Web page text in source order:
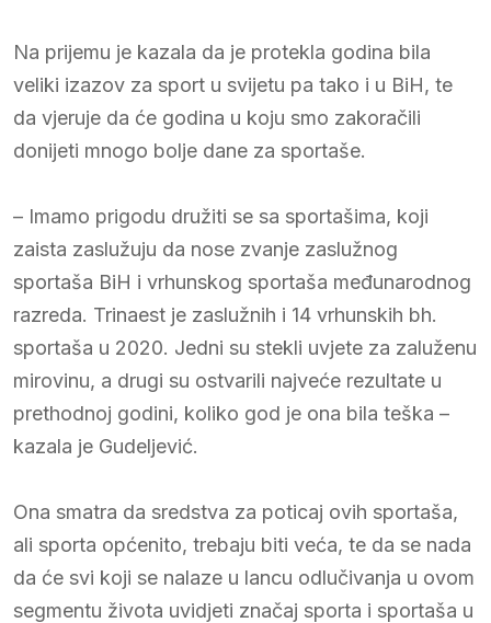
Na prijemu je kazala da je protekla godina bila
veliki izazov za sport u svijetu pa tako i u BiH, te
da vjeruje da će godina u koju smo zakoračili
donijeti mnogo bolje dane za sportaše.
– Imamo prigodu družiti se sa sportašima, koji
zaista zaslužuju da nose zvanje zaslužnog
sportaša BiH i vrhunskog sportaša međunarodnog
razreda. Trinaest je zaslužnih i 14 vrhunskih bh.
sportaša u 2020. Jedni su stekli uvjete za zaluženu
mirovinu, a drugi su ostvarili najveće rezultate u
prethodnoj godini, koliko god je ona bila teška –
kazala je Gudeljević.
Ona smatra da sredstva za poticaj ovih sportaša,
ali sporta općenito, trebaju biti veća, te da se nada
da će svi koji se nalaze u lancu odlučivanja u ovom
segmentu života uvidjeti značaj sporta i sportaša u